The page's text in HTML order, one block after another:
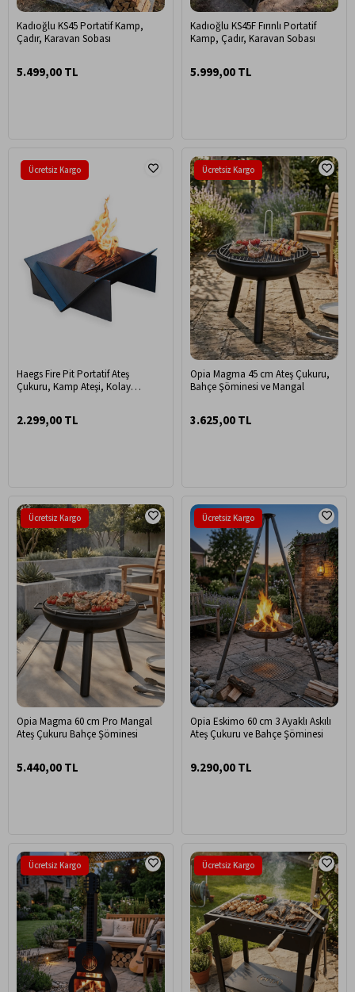
Kadıoğlu KS45 Portatif Kamp,
Çadır, Karavan Sobası
5.499,00 TL
Kadıoğlu KS45F Fırınlı Portatif
Kamp, Çadır, Karavan Sobası
5.999,00 TL
Haegs Fire Pit Portatif Ateş
Çukuru, Kamp Ateşi, Kolay
x44cm- Küçük Boy
2.299,00 TL
Ücretsiz Kargo
Opia Magma 45 cm Ateş Çukuru,
Bahçe Şöminesi ve Mangal
3.625,00 TL
Ücretsiz Kargo
Opia Magma 60 cm Pro Mangal
Ateş Çukuru Bahçe Şöminesi
5.440,00 TL
Ücretsiz Kargo
Opia Eskimo 60 cm 3 Ayaklı Askılı
Ateş Çukuru ve Bahçe Şöminesi
9.290,00 TL
Ücretsiz Kargo
Ücretsiz Kargo Ücretsiz Kargo